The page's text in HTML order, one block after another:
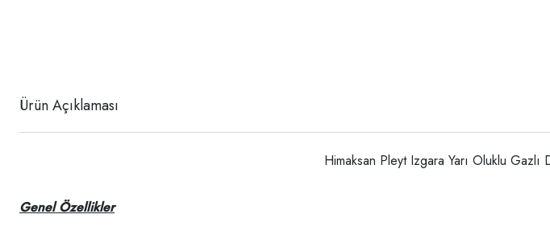
Ürün Açıklaması
Himaksan Pleyt Izgara Yarı Oluklu
Genel Özellikler